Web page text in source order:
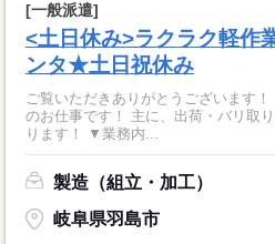
[一般派遣]
<土日休み>ラクラク軽作
ンタ★土日祝休み
ご覧いただきありがとうございます
のお仕事です！ 主に、出荷・バリ取
ります！ ▼業務内...
製造（組立・加工）
岐阜県羽島市